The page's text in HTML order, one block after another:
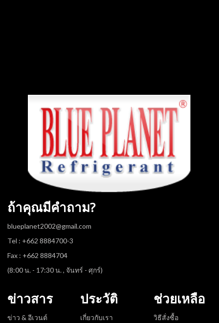
ถ้าคุณมีคำถาม?
blueplanet2002@gmail.com
Tel : +662 8884700-3
Fax : +662 8884704
(8:00 น. - 17:30 น. , จันทร์ - ศุกร์)
ข่าวสาร
ข่าว & อีเวนต์
ประวัติ
เกี่ยวกับเรา
ช่วยเหลือ
วิธีสั่งซื้อ